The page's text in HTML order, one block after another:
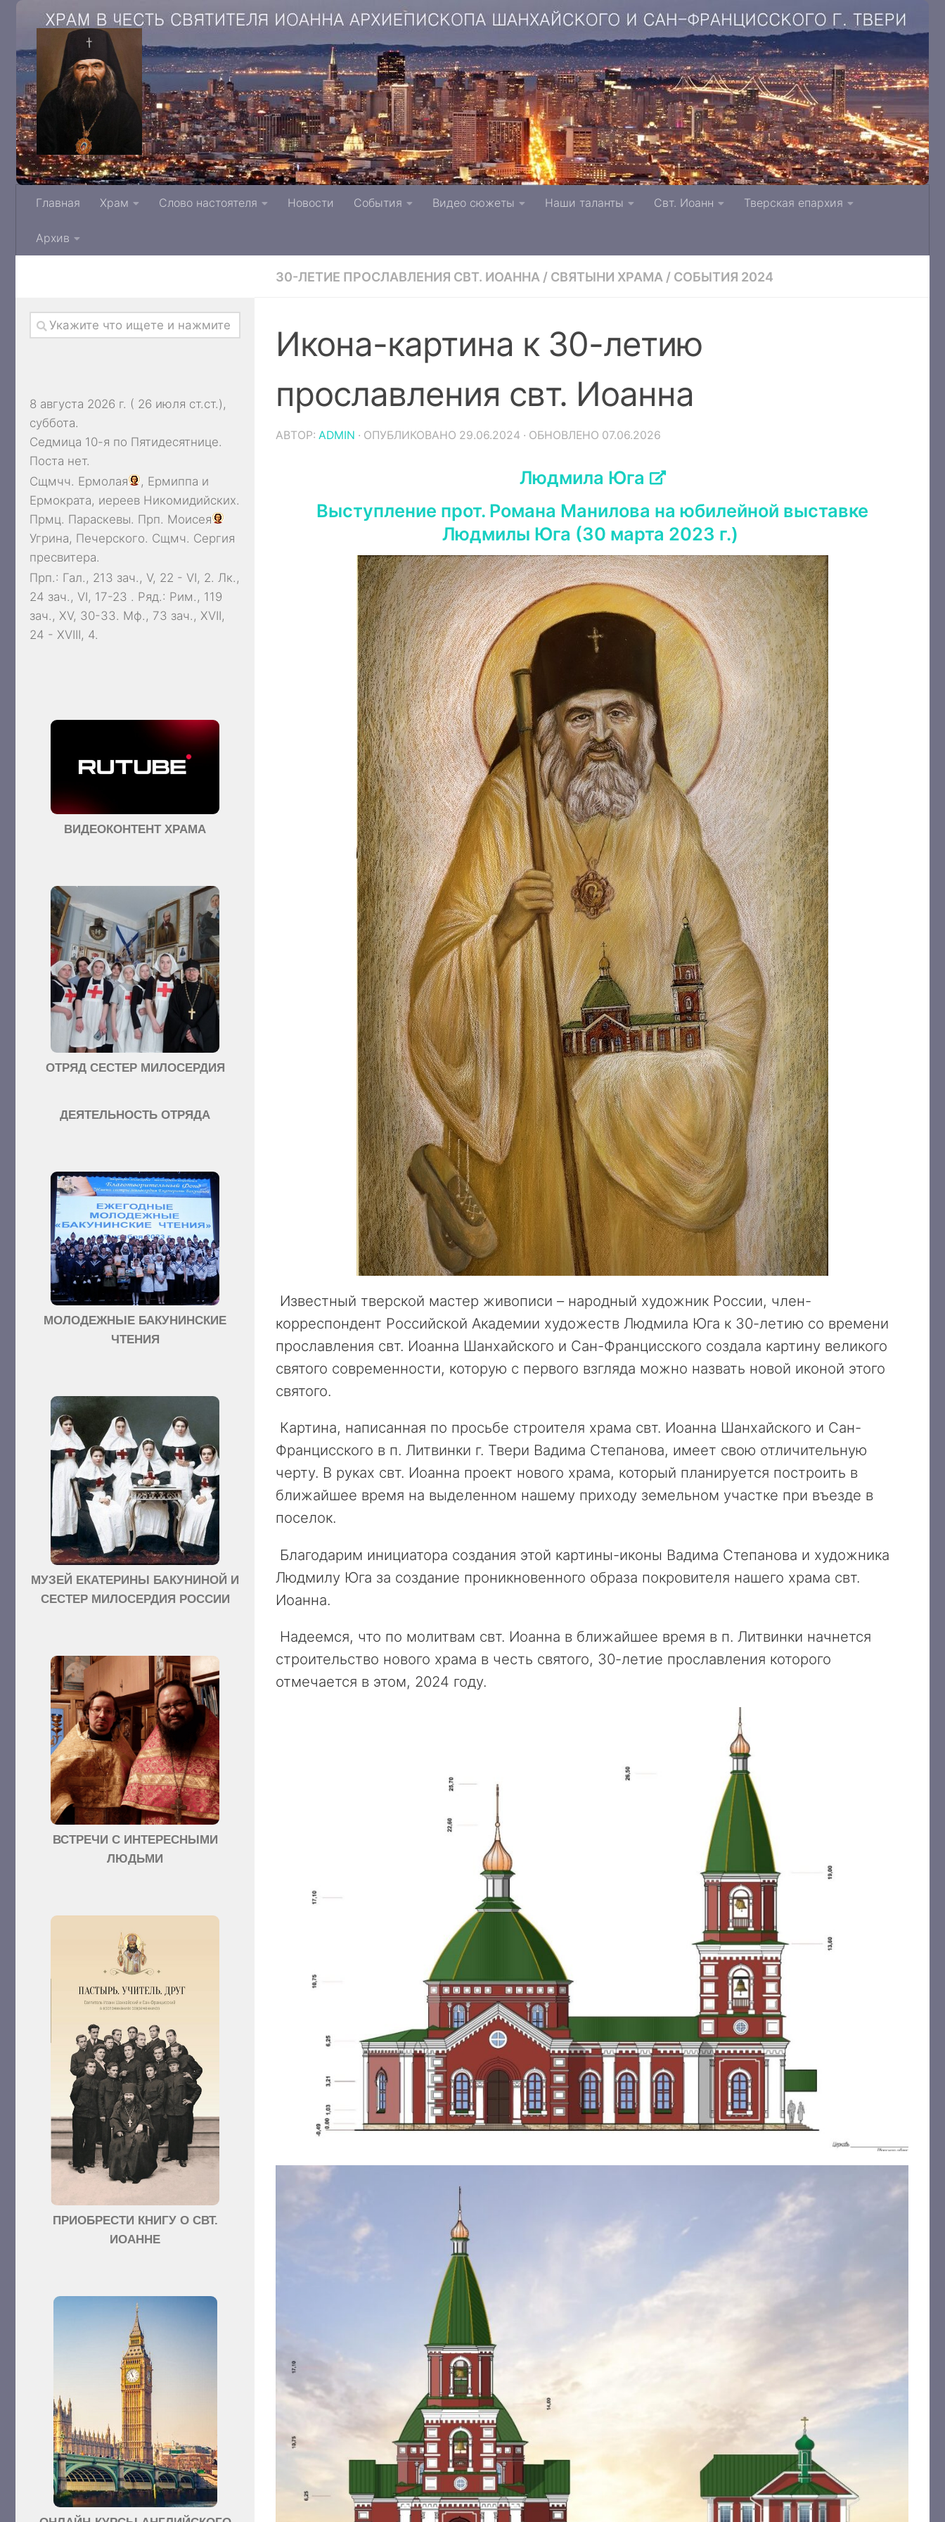
Храм в честь святителя Иоанна Архиепископа Шанхайского и Сан-Францисского г. Тверь п. Литвинки Тверская и Кашинская епархия
Тверской митрополии Русской Православной Церкви
Главная Храм Слово настоятеля Новости События Видео сюжеты Наши таланты Свт. Иоанн Тверская епархия
Архив
30-ЛЕТИЕ ПРОСЛАВЛЕНИЯ СВТ. ИОАННА / СВЯТЫНИ ХРАМА / СОБЫТИЯ 2024
Икона-картина к 30-летию
прославления свт. Иоанна
АВТОР: ADMIN · ОПУБЛИКОВАНО 29.06.2024 · ОБНОВЛЕНО 07.06.2026
Людмила Юга
Выступление прот. Романа Манилова на юбилейной выставке
Людмилы Юга (30 марта 2023 г.)
Известный тверской мастер живописи – народный художник России, член-
корреспондент Российской Академии художеств Людмила Юга к 30-летию со времени
прославления свт. Иоанна Шанхайского и Сан-Францисского создала картину великого
святого современности, которую с первого взгляда можно назвать новой иконой этого
святого.
Картина, написанная по просьбе строителя храма свт. Иоанна Шанхайского и Сан-
Францисского в п. Литвинки г. Твери Вадима Степанова, имеет свою отличительную
черту. В руках свт. Иоанна проект нового храма, который планируется построить в
ближайшее время на выделенном нашему приходу земельном участке при въезде в
поселок.
Благодарим инициатора создания этой картины-иконы Вадима Степанова и художника
Людмилу Юга за создание проникновенного образа покровителя нашего храма свт.
Иоанна.
Надеемся, что по молитвам свт. Иоанна в ближайшее время в п. Литвинки начнется
строительство нового храма в честь святого, 30-летие прославления которого
отмечается в этом, 2024 году.
8 августа 2026 г. ( 26 июля ст.ст.),
суббота.
Седмица 10-я по Пятидесятнице.
Поста нет.
Сщмчч. Ермолая , Ермиппа и
Ермократа, иереев Никомидийских.
Прмц. Параскевы. Прп. Моисея
Угрина, Печерского. Сщмч. Сергия
пресвитера.
Прп.: Гал., 213 зач., V, 22 - VI, 2. Лк.,
24 зач., VI, 17-23 . Ряд.: Рим., 119
зач., XV, 30-33. Мф., 73 зач., XVII,
24 - XVIII, 4.
ВИДЕОКОНТЕНТ ХРАМА
ОТРЯД СЕСТЕР МИЛОСЕРДИЯ
ДЕЯТЕЛЬНОСТЬ ОТРЯДА
МОЛОДЕЖНЫЕ БАКУНИНСКИЕ
ЧТЕНИЯ
МУЗЕЙ ЕКАТЕРИНЫ БАКУНИНОЙ И
СЕСТЕР МИЛОСЕРДИЯ РОССИИ
ВСТРЕЧИ С ИНТЕРЕСНЫМИ
ЛЮДЬМИ
ПРИОБРЕСТИ КНИГУ О СВТ.
ИОАННЕ